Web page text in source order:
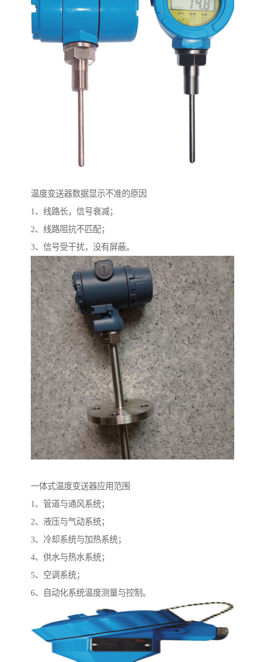
温度变送器数据显示不准的原因
1、线路长，信号衰减；
2、线路阻抗不匹配；
3、信号受干扰，没有屏蔽。
一体式温度变送器应用范围
1、管道与通风系统；
2、液压与气动系统；
3、冷却系统与加热系统；
4、供水与热水系统；
5、空调系统；
6、自动化系统温度测量与控制。